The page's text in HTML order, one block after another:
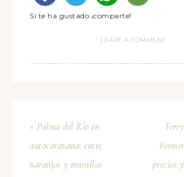
Si te ha gustado ¡comparte!
LEAVE A COMMENT
« Palma del Río en
autocaravana: entre
naranjos y murallas
precios